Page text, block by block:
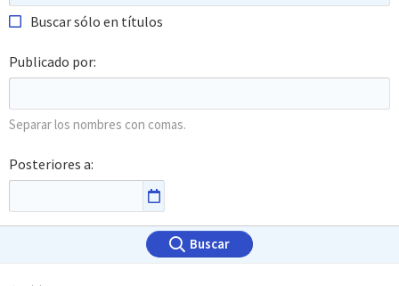
Buscar sólo en títulos
Publicado por
Separar los nombres con comas.
Posteriores a
Buscar